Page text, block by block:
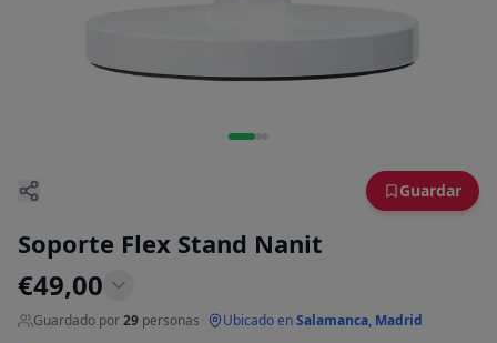
Guardar
Soporte Flex Stand Nanit
€49,00
Guardado por29 personas Ubicado enSalamanca, Madrid